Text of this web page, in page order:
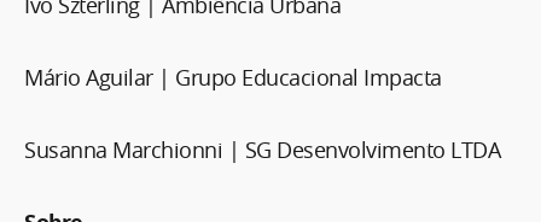
Mário Aguilar | Grupo Educacional Impacta
Susanna Marchionni | SG Desenvolvimento LTDA